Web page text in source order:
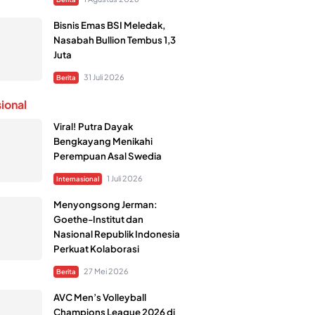
Bisnis Emas BSI Meledak,
Nasabah Bullion Tembus 1,3
Juta
Berita 31 Juli 2026
Viral! Putra Dayak
Bengkayang Menikahi
Perempuan Asal Swedia
Internasional 1 Juli 2026
Menyongsong Jerman:
Goethe-Institut dan
Nasional Republik Indonesia
Perkuat Kolaborasi
Berita 27 Mei 2026
AVC Men’s Volleyball
Champions League 2026 di